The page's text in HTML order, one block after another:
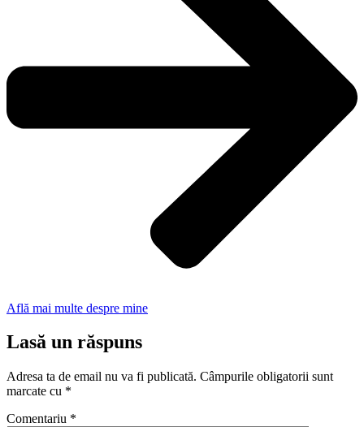
Află mai multe despre mine
Lasă un răspuns
Adresa ta de email nu va fi publicată. Câmpurile obligatorii sunt
marcate cu *
Comentariu *